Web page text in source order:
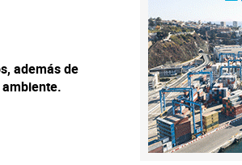
además de